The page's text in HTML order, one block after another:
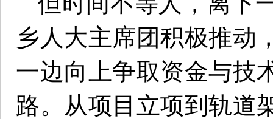
乡人大主席团积极推动
一边向上争取资金与技
路。从项目立项到轨道